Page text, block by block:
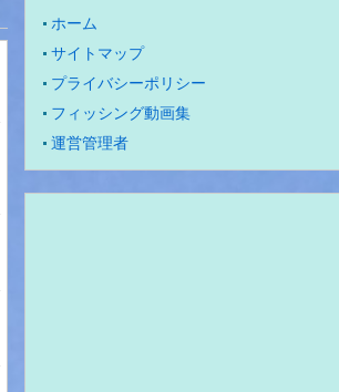
ホーム
サイトマップ
プライバシーポリシー
フィッシング動画集
運営管理者